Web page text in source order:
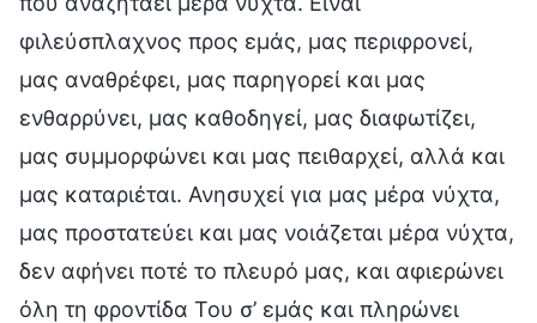
φιλεύσπλαχνος προς εμάς, μας περιφρονεί,
μας αναθρέφει, μας παρηγορεί και μας
ενθαρρύνει, μας καθοδηγεί, μας διαφωτίζει,
μας συμμορφώνει και μας πειθαρχεί, αλλά και
μας καταριέται. Ανησυχεί για μας μέρα νύχτα,
μας προστατεύει και μας νοιάζεται μέρα νύχτα,
δεν αφήνει ποτέ το πλευρό μας, και αφιερώνει
όλη τη φροντίδα Του σ’ εμάς και πληρώνει